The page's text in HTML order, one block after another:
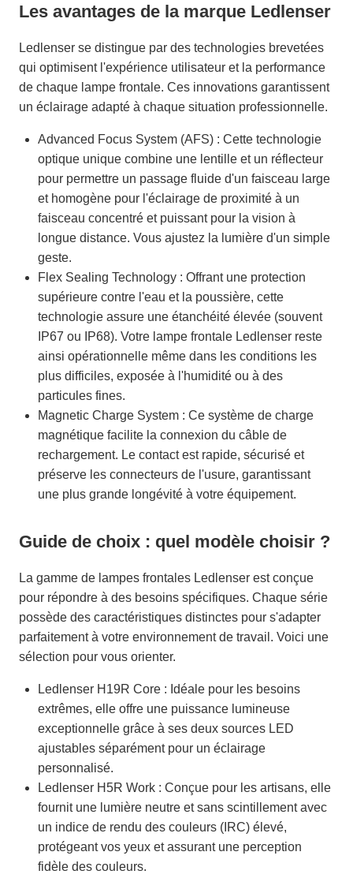
Les avantages de la marque Ledlenser
Ledlenser se distingue par des technologies brevetées
qui optimisent l'expérience utilisateur et la performance
de chaque lampe frontale. Ces innovations garantissent
un éclairage adapté à chaque situation professionnelle.
Advanced Focus System (AFS) : Cette technologie
optique unique combine une lentille et un réflecteur
pour permettre un passage fluide d'un faisceau large
et homogène pour l'éclairage de proximité à un
faisceau concentré et puissant pour la vision à
longue distance. Vous ajustez la lumière d'un simple
geste.
Flex Sealing Technology : Offrant une protection
supérieure contre l'eau et la poussière, cette
technologie assure une étanchéité élevée (souvent
IP67 ou IP68). Votre lampe frontale Ledlenser reste
ainsi opérationnelle même dans les conditions les
plus difficiles, exposée à l'humidité ou à des
particules fines.
Magnetic Charge System : Ce système de charge
magnétique facilite la connexion du câble de
rechargement. Le contact est rapide, sécurisé et
préserve les connecteurs de l'usure, garantissant
une plus grande longévité à votre équipement.
Guide de choix : quel modèle choisir ?
La gamme de lampes frontales Ledlenser est conçue
pour répondre à des besoins spécifiques. Chaque série
possède des caractéristiques distinctes pour s'adapter
parfaitement à votre environnement de travail. Voici une
sélection pour vous orienter.
Ledlenser H19R Core : Idéale pour les besoins
extrêmes, elle offre une puissance lumineuse
exceptionnelle grâce à ses deux sources LED
ajustables séparément pour un éclairage
personnalisé.
Ledlenser H5R Work : Conçue pour les artisans, elle
fournit une lumière neutre et sans scintillement avec
un indice de rendu des couleurs (IRC) élevé,
protégeant vos yeux et assurant une perception
fidèle des couleurs.